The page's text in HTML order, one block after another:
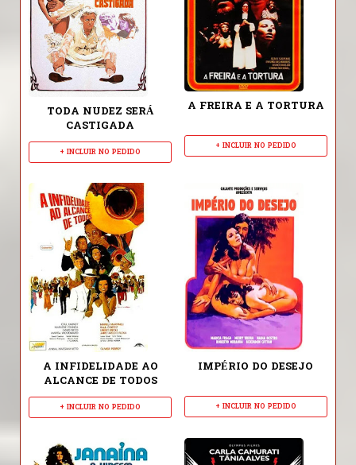
TODA NUDEZ SERÁ
CASTIGADA
+ INCLUIR NO PEDIDO
A FREIRA E A TORTURA
+ INCLUIR NO PEDIDO
A INFIDELIDADE AO
ALCANCE DE TODOS
+ INCLUIR NO PEDIDO
IMPÉRIO DO DESEJO
+ INCLUIR NO PEDIDO